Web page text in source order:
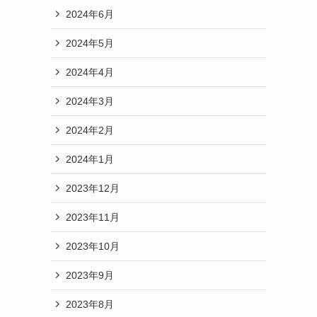
2024年6月
2024年5月
2024年4月
2024年3月
2024年2月
2024年1月
2023年12月
2023年11月
2023年10月
2023年9月
2023年8月